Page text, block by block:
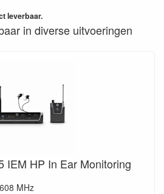
leverbaar.
in diverse uitvoeringen
IEM HP In Ear Monitoring
MHz